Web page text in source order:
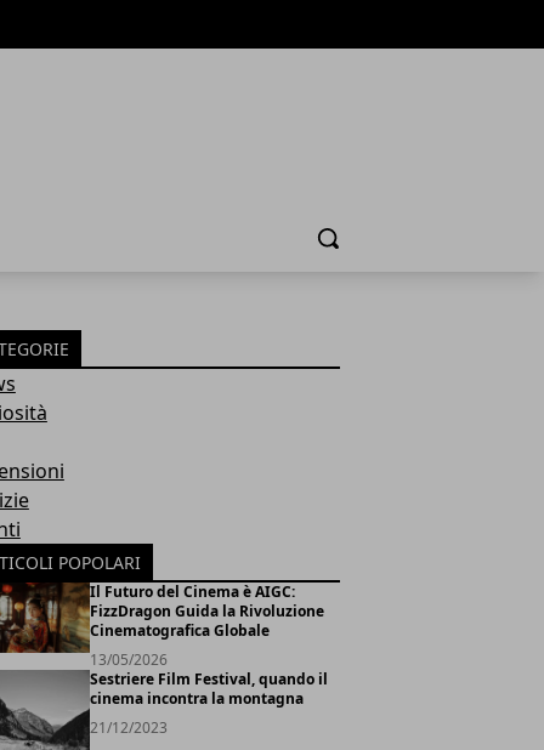
Cerca
POPOLARI
Il Futuro del Cinema è AIGC:
FizzDragon Guida la Rivoluzione
Cinematografica Globale
13/05/2026
Sestriere Film Festival, quando il
cinema incontra la montagna
21/12/2023